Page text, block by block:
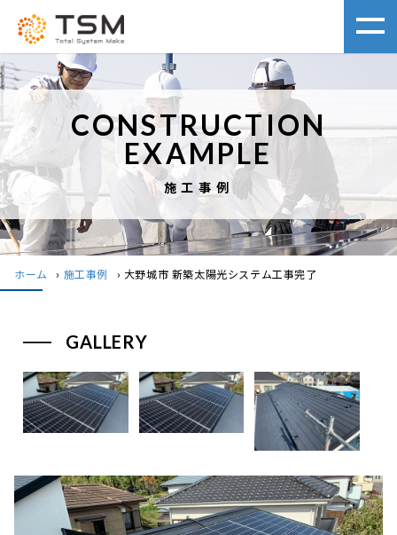
CONSTRUCTION
EXAMPLE
施工事例
ホーム › 施工事例 › 大野城市 新築太陽光システム工事完了
GALLERY